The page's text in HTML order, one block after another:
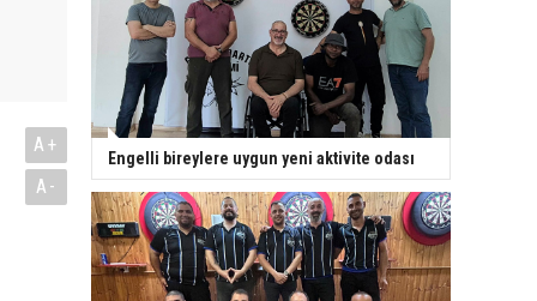
A+
A-
Engelli bireylere uygun yeni aktivite odası